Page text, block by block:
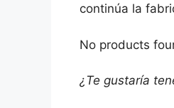
continúa la
No products
¿Te gustaría